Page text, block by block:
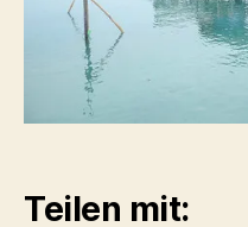
Teilen mit: